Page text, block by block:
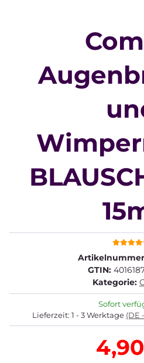
GTIN:
Kategorie:
Sofort
Lieferzeit: 1 - 3 Werktage (DE